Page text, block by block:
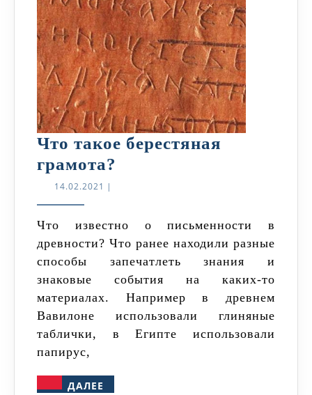
Что такое берестяная
грамота?
грамота?
14.02.2021 14.02.2021
|
Что известно о письменности в
древности? Что ранее находили разные
способы запечатлеть знания и
знаковые события на каких-то
материалах. Например в древнем
Вавилоне использовали глиняные
таблички, в Египте использовали
папирус,
ДАЛЕЕ